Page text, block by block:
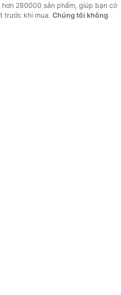
280000 sản phẩm, giúp bạn có
trước khi mua. Chúng tôi không